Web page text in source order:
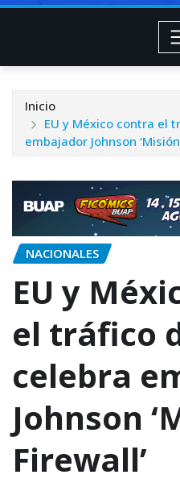
Inicio
EU y México contra el
embajador Johnson
NACIONALES
EU y
el tráfico
celebra
Johnson
Firewall’